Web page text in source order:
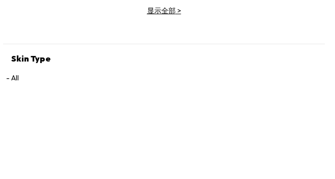
素、乙基己基甘油、鲸蜡醇、植酸、棕榈酸乙酯、透明质酸钠、生育酚醋酸酯、硬脂醇、海藻
显示全部>
Skin Type
All